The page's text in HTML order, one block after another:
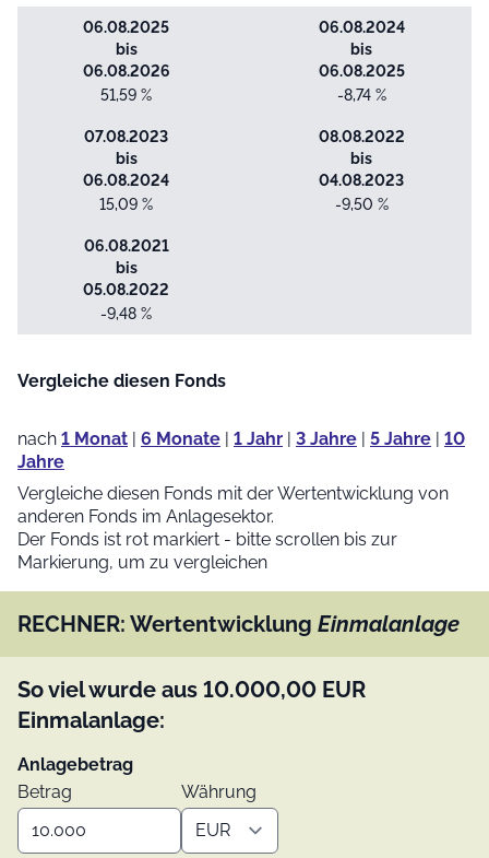
06.08.2025
bis
06.08.2026
51,59 %
06.08.2024
bis
06.08.2025
-8,74 %
07.08.2023
bis
06.08.2024
15,09 %
08.08.2022
bis
04.08.2023
-9,50 %
06.08.2021
bis
05.08.2022
-9,48 %
Vergleiche diesen Fonds
nach 1 Monat | 6 Monate | 1 Jahr | 3 Jahre | 5 Jahre | 10
Jahre
Vergleiche diesen Fonds mit der Wertentwicklung von
anderen Fonds im Anlagesektor.
Der Fonds ist rot markiert - bitte scrollen bis zur
Markierung, um zu vergleichen
RECHNER: Wertentwicklung Einmalanlage
So viel wurde aus 10.000,00 EUR
Einmalanlage:
Anlagebetrag
Betrag
Währung